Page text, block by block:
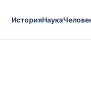
ИсторияНаука